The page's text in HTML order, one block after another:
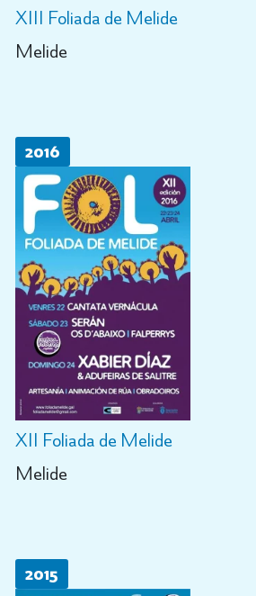
XIII Foliada de Melide
Melide
2016
XII Foliada de Melide
Melide
2015